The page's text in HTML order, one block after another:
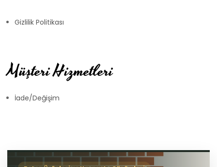
Gizlilik Politikası
Müşteri Hizmetleri
İade/Değişim